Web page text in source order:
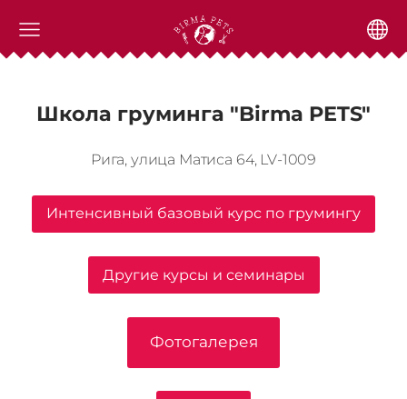
Школа груминга "Birma PETS"
Рига, улица Матиса 64, LV-1009
Интенсивный базовый курс по грумингу
Другие курсы и семинары
Фотогалерея